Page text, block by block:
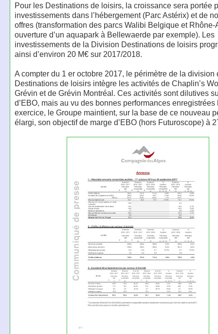
Pour les Destinations de loisirs, la croissance sera portée
investissements dans l’hébergement (Parc Astérix) et de
offres (transformation des parcs Walibi Belgique et Rhône-
ouverture d’un aquapark à Bellewaerde par exemple). Les
investissements de la Division Destinations de loisirs
ainsi d’environ 20 M€ sur 2017/2018.
A compter du 1 er octobre 2017, le périmètre de la division
Destinations de loisirs intègre les activités de Chaplin’s
Grévin et de Grévin Montréal. Ces activités sont dilutives
d’EBO, mais au vu des bonnes performances enregistrées
exercice, le Groupe maintient, sur la base de ce nouveau
élargi, son objectif de marge d’EBO (hors Futuroscope) à